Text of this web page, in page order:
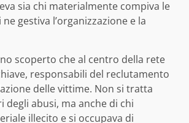
sia chi materialmente compiva le
gestiva l’organizzazione e la
scoperto che al centro della rete
responsabili del reclutamento
delle vittime. Non si tratta
degli abusi, ma anche di chi
illecito e si occupava di